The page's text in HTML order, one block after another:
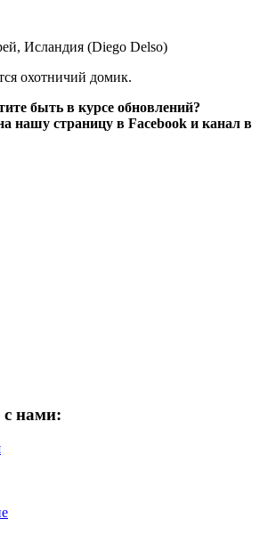
Исландия (Diego Delso)
охотничий домик.
быть в курсе обновлений?
нашу страницу в Facebook и канал в
с нами: